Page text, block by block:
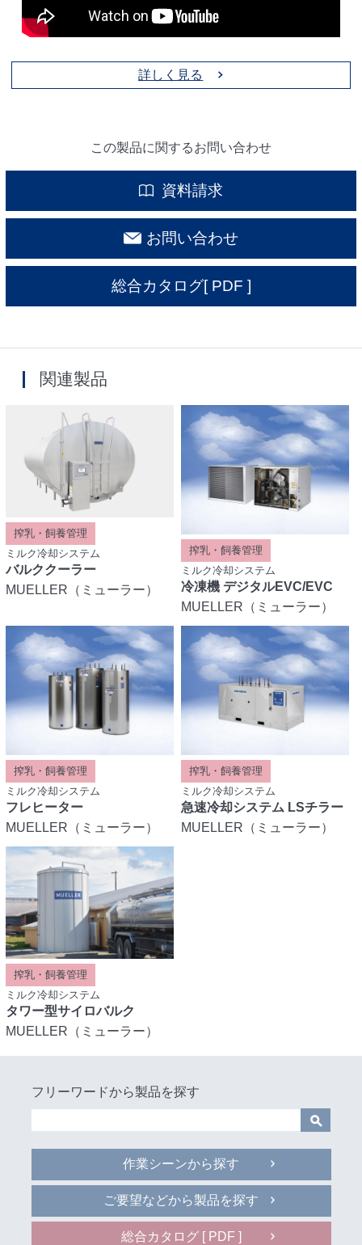
詳しく見る
この製品に関するお問い合わせ
資料請求
お問い合わせ
総合カタログ[ PDF ]
関連製品
搾乳・飼養管理
ミルク冷却システム
バルククーラー
MUELLER（ミューラー）
搾乳・飼養管理
ミルク冷却システム
冷凍機 デジタルEVC/EVC
MUELLER（ミューラー）
搾乳・飼養管理
ミルク冷却システム
フレヒーター
MUELLER（ミューラー）
搾乳・飼養管理
ミルク冷却システム
急速冷却システム LSチラー
MUELLER（ミューラー）
搾乳・飼養管理
ミルク冷却システム
タワー型サイロバルク
MUELLER（ミューラー）
フリーワードから製品を探す
作業シーンから探す
ご要望などから製品を探す
総合カタログ [ PDF ]